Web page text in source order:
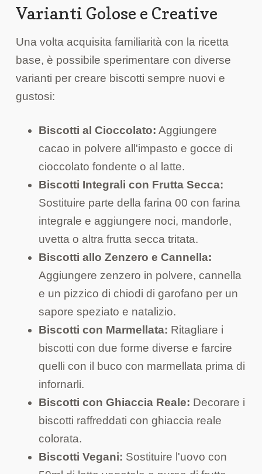
Varianti Golose e Creative
Una volta acquisita familiarità con la ricetta
base, è possibile sperimentare con diverse
varianti per creare biscotti sempre nuovi e
gustosi:
Biscotti al Cioccolato: Aggiungere
cacao in polvere all'impasto e gocce di
cioccolato fondente o al latte.
Biscotti Integrali con Frutta Secca:
Sostituire parte della farina 00 con farina
integrale e aggiungere noci, mandorle,
uvetta o altra frutta secca tritata.
Biscotti allo Zenzero e Cannella:
Aggiungere zenzero in polvere, cannella
e un pizzico di chiodi di garofano per un
sapore speziato e natalizio.
Biscotti con Marmellata: Ritagliare i
biscotti con due forme diverse e farcire
quelli con il buco con marmellata prima di
infornarli.
Biscotti con Ghiaccia Reale: Decorare i
biscotti raffreddati con ghiaccia reale
colorata.
Biscotti Vegani: Sostituire l'uovo con